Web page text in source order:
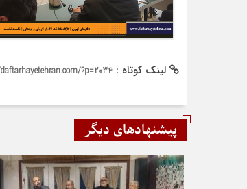
لینک کوتاه : ?p=2034
پیشنهادهای دیگر